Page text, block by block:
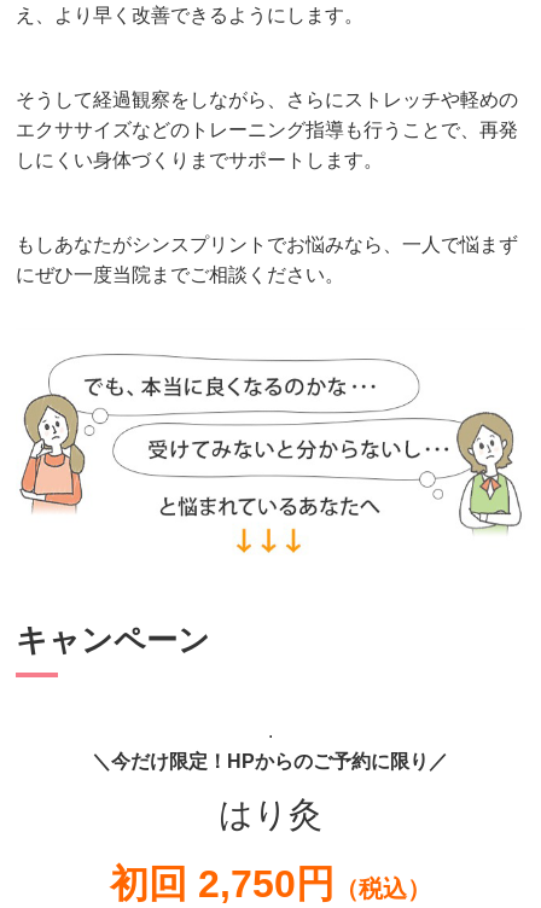
え、より早く改善できるようにします。
そうして経過観察をしながら、さらにストレッチや軽めの
エクササイズなどのトレーニング指導も行うことで、再発
しにくい身体づくりまでサポートします。
もしあなたがシンスプリントでお悩みなら、一人で悩まず
にぜひ一度当院までご相談ください。
キャンペーン
.
＼今だけ限定！HPからのご予約に限り／
はり灸
初回 2,750円 （税込）